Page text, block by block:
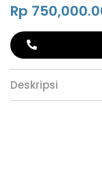
las,
Rp
Deskripsi